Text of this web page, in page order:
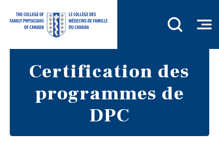
Certification des
programmes de
DPC